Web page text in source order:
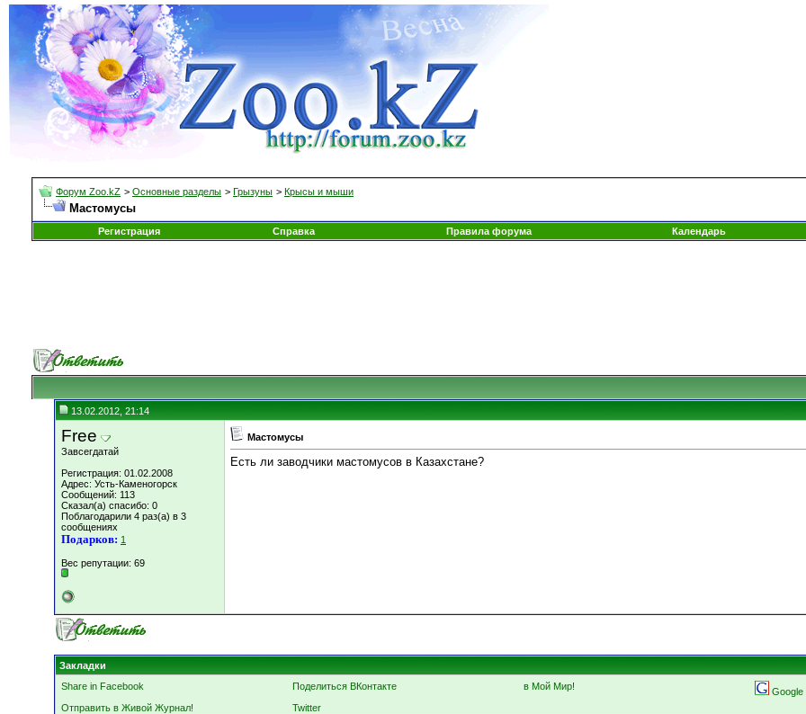
Форум Zoo.kZ > Основные разделы > Грызуны > Крысы и мыши
Мастомусы
Регистрация Справка Правила форума Календарь
13.02.2012, 21:14
Free
Завсегдатай
Регистрация: 01.02.2008
Адрес: Усть-Каменогорск
Сообщений: 113
Сказал(а) спасибо: 0
Поблагодарили 4 раз(а) в 3
сообщениях
Подарков: 1
Вес репутации: 69
Мастомусы
Есть ли заводчики мастомусов в Казахстане?
Закладки
Share in Facebook
Поделиться ВКонтакте в Мой Мир!
Google
Отправить в Живой Журнал!
Twitter